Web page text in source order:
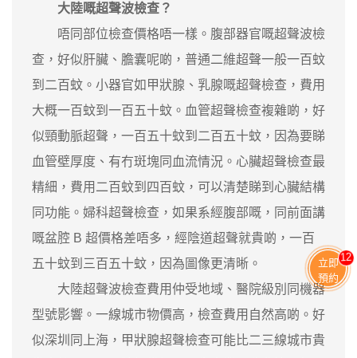
大陸嘅超聲波檢查？
唔同部位檢查價格唔一樣。腹部器官嘅超聲波檢
查，好似肝臟、膽囊呢啲，普通二維超聲一般一百蚊
到二百蚊。小器官如甲狀腺、乳腺嘅超聲檢查，費用
大概一百蚊到一百五十蚊。血管超聲檢查複雜啲，好
似頸動脈超聲，一百五十蚊到二百五十蚊，因為要睇
血管壁厚度、有冇斑塊同血流情況。心臟超聲檢查最
精細，費用二百蚊到四百蚊，可以清楚睇到心臟結構
同功能。婦科超聲檢查，如果系經腹部嘅，同前面講
嘅盆腔 B 超價格差唔多，經陰道超聲就貴啲，一百
五十蚊到三百五十蚊，因為圖像更清晰。
大陸超聲波檢查費用仲受地域、醫院級別同機器
型號影響。一線城市物價高，檢查費用自然高啲。好
似深圳同上海，甲狀腺超聲檢查可能比二三線城市貴
立即
預約
11